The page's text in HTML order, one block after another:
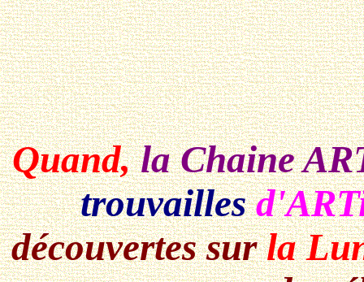
Quand,la Chaine
trouvailles
découvertes surla